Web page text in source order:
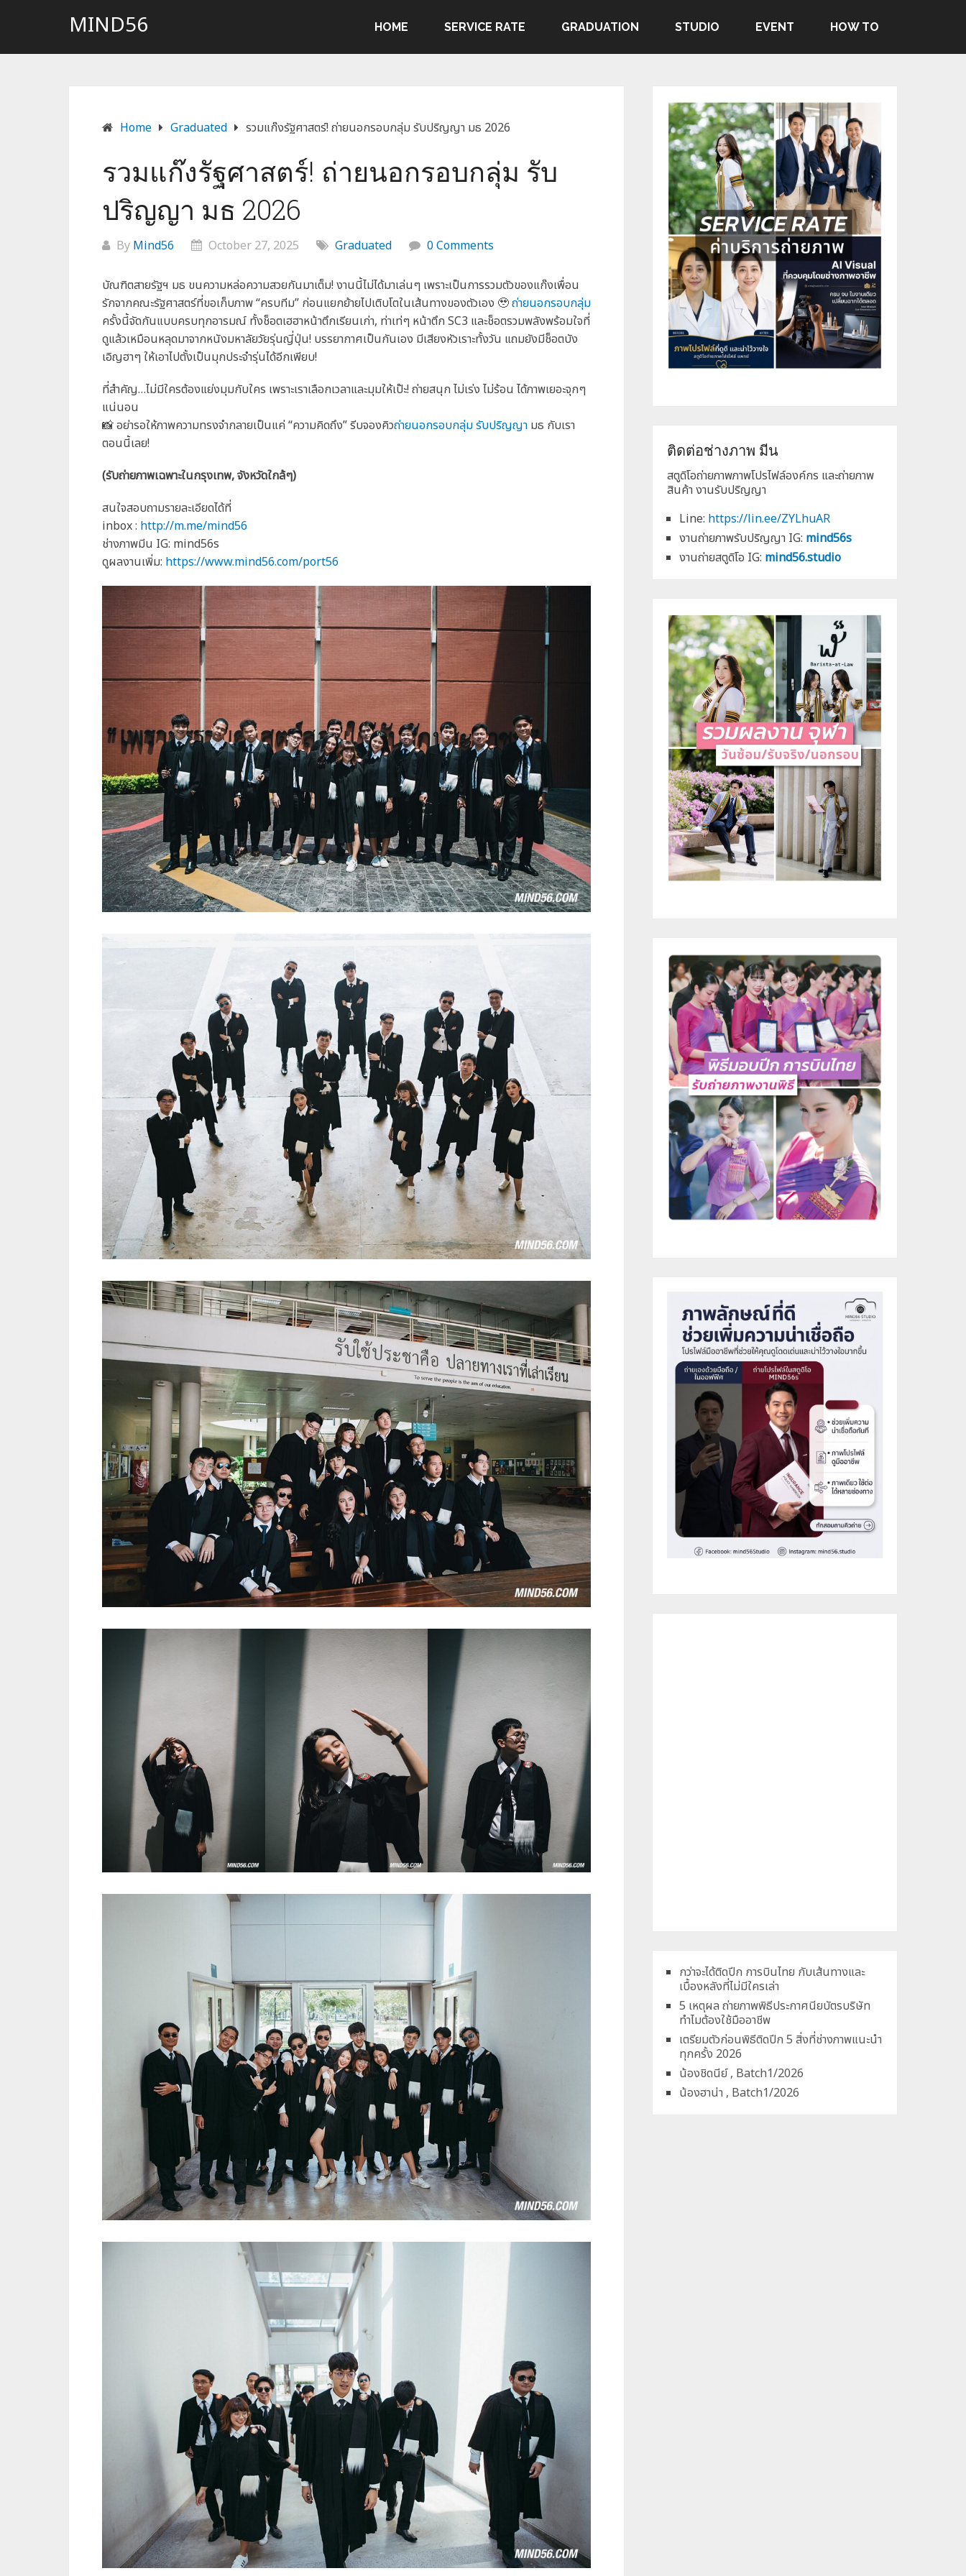
MIND56 HOME SERVICE RATE GRADUATION STUDIO EVENT HOW TO
Home Graduated รวมแก๊งรัฐศาสตร์! ถ่ายนอกรอบกลุ่ม รับปริญญา มธ 2026
รวมแก๊งรัฐศาสตร์! ถ่ายนอกรอบกลุ่ม รับ
ปริญญา มธ 2026
By Mind56 October 27, 2025 Graduated 0 Comments
บัณฑิตสายรัฐฯ มธ ขนความหล่อความสวยกันมาเต็ม! งานนี้ไม่ได้มาเล่นๆ เพราะเป็นการรวมตัวของแก๊งเพื่อน
รักจากคณะรัฐศาสตร์ที่ขอเก็บภาพ “ครบทีม” ก่อนแยกย้ายไปเติบโตในเส้นทางของตัวเอง 🥹ถ่ายนอกรอบกลุ่ม
ครั้งนี้จัดกันแบบครบทุกอารมณ์ ทั้งช็อตเฮฮาหน้าตึกเรียนเก่า, ท่าเท่ๆ หน้าตึก SC3 และช็อตรวมพลังพร้อมใจที่
ดูแล้วเหมือนหลุดมาจากหนังมหาลัยวัยรุ่นญี่ปุ่น! บรรยากาศเป็นกันเอง มีเสียงหัวเราะทั้งวัน แถมยังมีช็อตบัง
เอิญฮาๆ ให้เอาไปตั้งเป็นมุกประจำรุ่นได้อีกเพียบ!
ที่สำคัญ…ไม่มีใครต้องแย่งมุมกับใคร เพราะเราเลือกเวลาและมุมให้เป๊ะ! ถ่ายสนุก ไม่เร่ง ไม่ร้อน ได้ภาพเยอะจุกๆ
แน่นอน
📸 อย่ารอให้ภาพความทรงจำกลายเป็นแค่ “ความคิดถึง” รีบจองคิวถ่ายนอกรอบกลุ่ม รับปริญญา มธ กับเรา
ตอนนี้เลย!
(รับถ่ายภาพเฉพาะในกรุงเทพ, จังหวัดใกล้ๆ)
สนใจสอบถามรายละเอียดได้ที่
inbox : http://m.me/mind56
ช่างภาพมีน IG: mind56s
ดูผลงานเพิ่ม: https://www.mind56.com/port56
ติดต่อช่างภาพ มีน
สตูดิโอถ่ายภาพภาพโปรไฟล์องค์กร และถ่ายภาพ
สินค้า งานรับปริญญา
Line: https://lin.ee/ZYLhuAR
งานถ่ายภาพรับปริญญา IG: mind56s
งานถ่ายสตูดิโอ IG: mind56.studio
กว่าจะได้ติดปีก การบินไทย กับเส้นทางและ
เบื้องหลังที่ไม่มีใครเล่า
5 เหตุผล ถ่ายภาพพิธีประกาศนียบัตรบริษัท
ทำไมต้องใช้มืออาชีพ
เตรียมตัวก่อนพิธีติดปีก 5 สิ่งที่ช่างภาพแนะนำ
ทุกครั้ง 2026
น้องชิดนีย์ , Batch1/2026
น้องฮาน่า , Batch1/2026